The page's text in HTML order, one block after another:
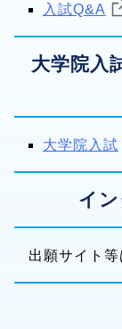
入試Q&A
大学院入
大学院入試
イ
出願サイト等